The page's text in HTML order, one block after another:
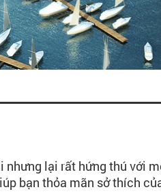
nhưng lại rất hứng thú với
bạn thỏa mãn sở thích